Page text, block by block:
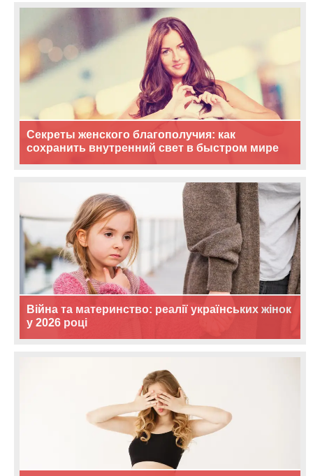
Секреты женского благополучия: как
сохранить внутренний свет в быстром мире
Війна та материнство: реалії українських жінок
у 2026 році